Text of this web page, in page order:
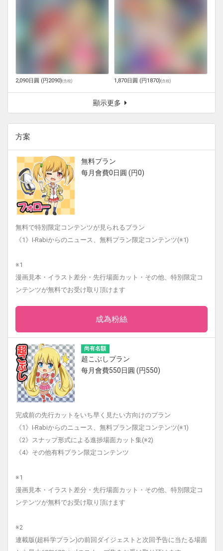
2,090日圓 (円2090)(含稅) 1,870日圓 (円1870)(含稅)
顯示更多
方案
無料プラン
每月會費0日圓 (円0)
無料で特別限定コンテンツが見られるプラン
《1》I-Rabiからのニュース、無料プラン限定コンテンツ(※1)
※1
漫画見本・イラスト差分・先行場面カット・その他、特別限定コ
ンテンツが無料でお受け取り頂けます
成為粉絲
尚有名額
超こぶしプラン
每月會費550日圓 (円550)
完成前の先行カットをいち早く見たい方向けのプラン
《1》I-Rabiからのニュース、無料プラン限定コンテンツ(※1)
《2》スナップ形式による進捗場面カット集(※2)
《4》その他有料プラン限定コンテンツ
※1
漫画見本・イラスト差分・先行場面カット・その他、特別限定コ
ンテンツが無料でお受け取り頂けます
※2
連載版(超科学プラン)の前回ダイジェストと次回予告に当たる場面